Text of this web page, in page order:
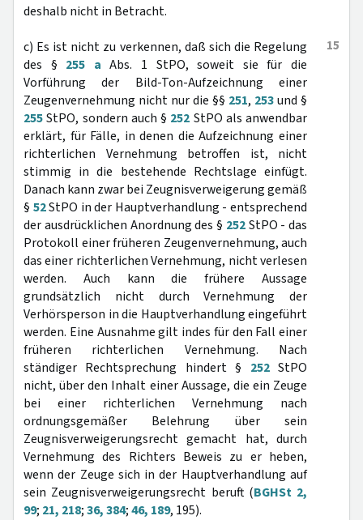
deshalb nicht in Betracht.
15
c) Es ist nicht zu verkennen, daß sich die Regelung
des § 255 a Abs. 1 StPO, soweit sie für die
Vorführung der Bild-Ton-Aufzeichnung einer
Zeugenvernehmung nicht nur die §§ 251, 253und §
255StPO, sondern auch § 252 StPO als anwendbar
erklärt, für Fälle, in denen die Aufzeichnung einer
richterlichen Vernehmung betroffen ist, nicht
stimmig in die bestehende Rechtslage einfügt.
Danach kann zwar bei Zeugnisverweigerung gemäß
§ 52StPO in der Hauptverhandlung - entsprechend
der ausdrücklichen Anordnung des § 252StPO - das
Protokoll einer früheren Zeugenvernehmung, auch
das einer richterlichen Vernehmung, nicht verlesen
werden. Auch kann die frühere Aussage
grundsätzlich nicht durch Vernehmung der
Verhörsperson in die Hauptverhandlung eingeführt
werden. Eine Ausnahme gilt indes für den Fall einer
früheren richterlichen Vernehmung. Nach
ständiger Rechtsprechung hindert § 252StPO
nicht, über den Inhalt einer Aussage, die ein Zeuge
bei einer richterlichen Vernehmung nach
ordnungsgemäßer Belehrung über sein
Zeugnisverweigerungsrecht gemacht hat, durch
Vernehmung des Richters Beweis zu er heben,
wenn der Zeuge sich in der Hauptverhandlung auf
sein Zeugnisverweigerungsrecht beruft (BGHSt 2,
99; 21, 218;36, 384;46, 189, 195).